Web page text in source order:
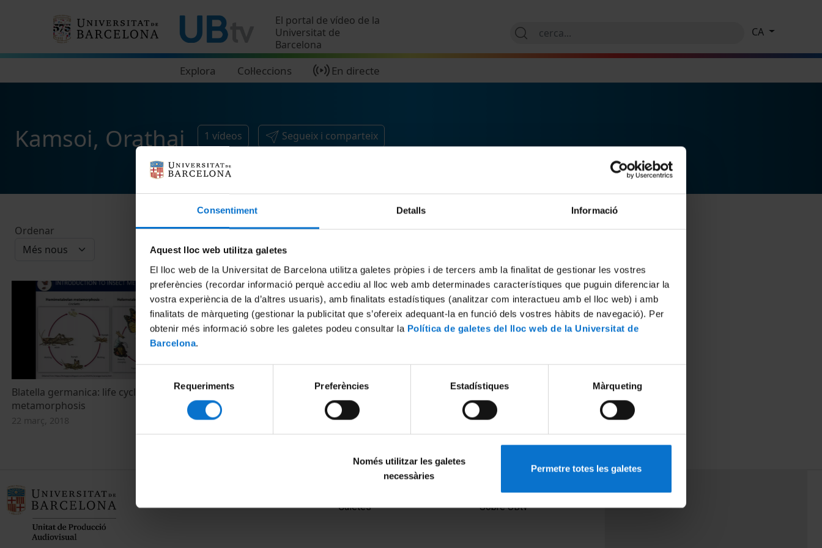
Consentiment Detalls Informació
Aquest lloc web utilitza galetes
El lloc web de la Universitat de Barcelona utilitza galetes pròpies i de tercers amb la finalitat de gestionar les vostres
preferències (recordar informació perquè accediu al lloc web amb determinades característiques que puguin diferenciar la
vostra experiència de la d’altres usuaris), amb finalitats estadístiques (analitzar com interactueu amb el lloc web) i amb
finalitats de màrqueting (gestionar la publicitat que s’ofereix adequant-la en funció dels vostres hàbits de navegació). Per
obtenir més informació sobre les galetes podeu consultar la Política de galetes del lloc web de la Universitat de
Barcelona.
consentiment
Requeriments Preferències Estadístiques Màrqueting
Només utilitzar les galetes
necessàries
Permetre totes les galetes
El portal de vídeo de la
Universitat de
Barcelona
Explora Col·leccions En directe
CA
Kamsoi, Orathai 1 vídeos Segueix i comparteix
Ordenar
Blatella germanica: life cycle and
metamorphosis
22 març, 2018
Galetes
Sobre UBtv